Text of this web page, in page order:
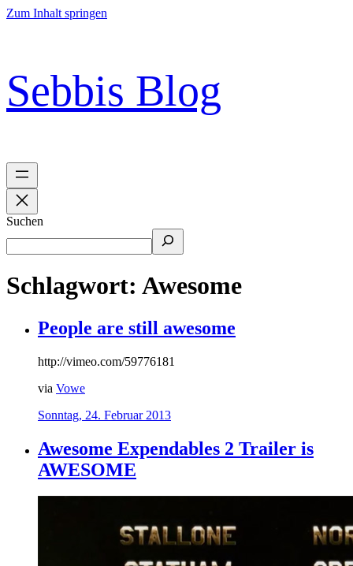
Zum Inhalt springen
Sebbis Blog
Suchen
Schlagwort: Awesome
People are still awesome
http://vimeo.com/59776181
via Vowe
Sonntag, 24. Februar 2013
Awesome Expendables 2 Trailer is
AWESOME